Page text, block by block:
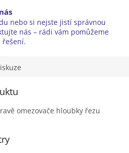
nebo si nejste jistí správnou
nás – rádi vám pomůžeme
řešení.
omezovače hloubky řezu